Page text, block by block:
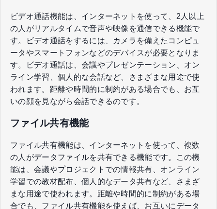
ビデオ通話機能は、インターネットを使って、2人以上
の人がリアルタイムで音声や映像を通信できる機能で
す。ビデオ通話をするには、カメラを備えたコンピュ
ータやスマートフォンなどのデバイスが必要となりま
す。ビデオ通話は、会議やプレゼンテーション、オン
ライン学習、個人的な会話など、さまざまな用途で使
われます。距離や時間的に制約がある場合でも、お互
いの顔を見ながら会話できるのです。
ファイル共有機能
ファイル共有機能は、インターネットを使って、複数
の人がデータファイルを共有できる機能です。この機
能は、会議やプロジェクトでの情報共有、オンライン
学習での教材配布、個人的なデータ共有など、さまざ
まな用途で使われます。距離や時間的に制約がある場
合でも、ファイル共有機能を使えば、お互いにデータ